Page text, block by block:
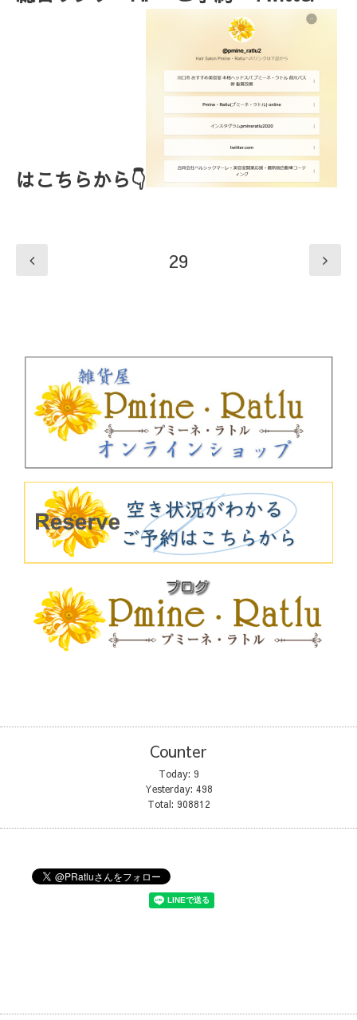
はこちらから👇
29
Counter
Today: 9
Yesterday: 498
Total: 908812